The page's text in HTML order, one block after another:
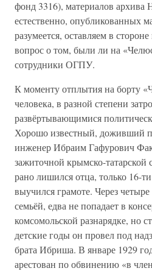
фонд 3316), материалов
естественно, опубликованных
разумеется, оставляем в
вопрос о том, были ли на
сотрудники ОГПУ.
К моменту отплытия на борту
человека, в разной степени
развёртывающимися
Хорошо известный, доживший
инженер Ибраим Гафурович
зажиточной крымско-
рано лишился отца, только 16-
выучился грамоте. Через
семьёй, едва не попадает в
комсомольской разнарядке, но
детские годы он провел под
брата Ибриша. В январе 1929
арестован по обвинению «в